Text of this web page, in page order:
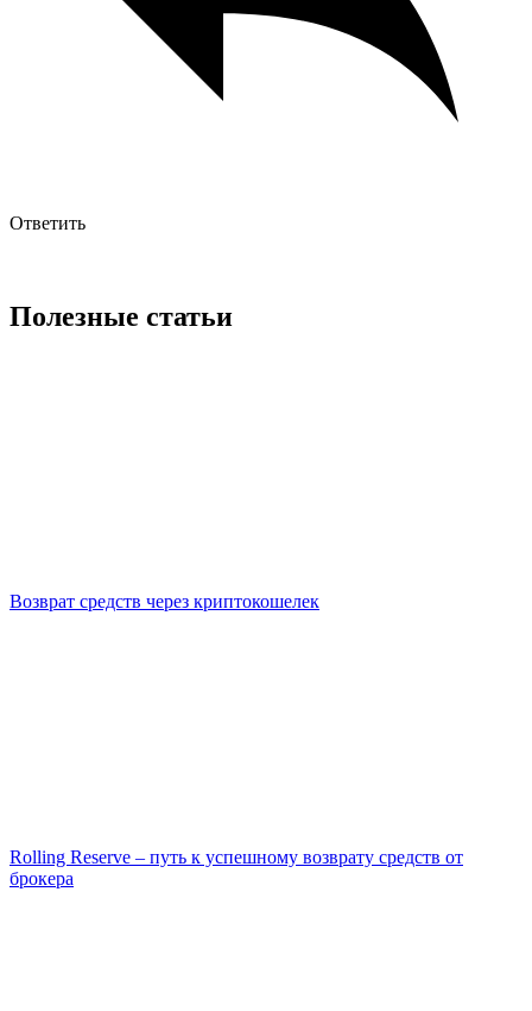
Ответить
Полезные статьи
Возврат средств через криптокошелек
Rolling Reserve – путь к успешному возврату средств от
брокера